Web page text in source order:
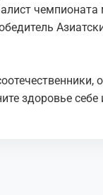
чемпионата
здоровье себе